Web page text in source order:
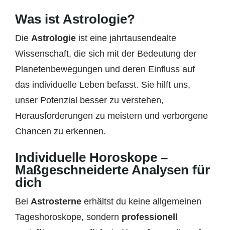
Was ist Astrologie?
Die Astrologie ist eine jahrtausendealte
Wissenschaft, die sich mit der Bedeutung der
Planetenbewegungen und deren Einfluss auf
das individuelle Leben befasst. Sie hilft uns,
unser Potenzial besser zu verstehen,
Herausforderungen zu meistern und verborgene
Chancen zu erkennen.
Individuelle Horoskope –
Maßgeschneiderte Analysen für
dich
Bei Astrosterne erhältst du keine allgemeinen
Tageshoroskope, sondern professionell